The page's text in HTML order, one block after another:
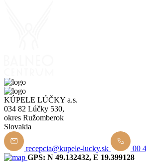
KÚPELE LÚČKY a.s.
034 82 Lúčky 530,
okres Ružomberok
Slovakia
recepcia@kupele-lucky.sk
00
GPS: N 49.132432, E 19.399128